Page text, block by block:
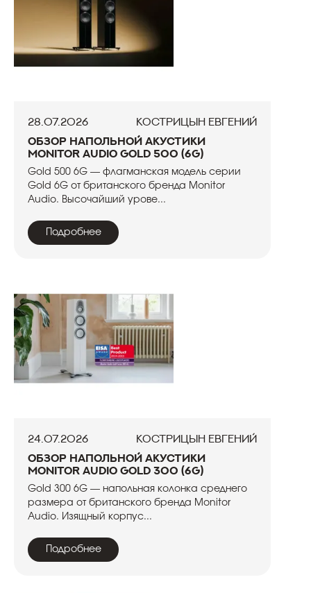
28.07.2026
Кострицын Евгений
Обзор напольной акустики
Monitor Audio Gold 500 (6G)
Gold 500 6G — флагманская модель серии
Gold 6G от британского бренда Monitor
Audio. Высочайший урове...
Подробнее
24.07.2026
Кострицын Евгений
Обзор напольной акустики
Monitor Audio Gold 300 (6G)
Gold 300 6G — напольная колонка среднего
размера от британского бренда Monitor
Audio. Изящный корпус...
Подробнее